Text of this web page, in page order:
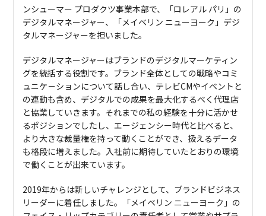
ンシューマー プロダクツ事業本部で、「ロレアル パリ」の
デジタルマネージャー、「メイベリン ニューヨーク」デジ
タルマネージャーを担いました。
デジタルマネージャーはブランドのデジタルマーケティン
グを統括する役割です。ブランド全体としての戦略やコミ
ュニケ－ションについて話し合い、テレビCMやイベントと
の連動も含め、デジタルでの成果を最大化するべく代理店
と協業していきます。それまでの私の経験を十分に活かせ
るポジションでしたし、エージェンシー時代と比べると、
より大きな裁量権を持って動くことができ、扱えるデータ
も格段に増えました。入社前に期待していたとおりの環境
で働くことが出来ています。
2019年からは新しいチャレンジとして、ブランドビジネス
リーダーに着任しました。「メイベリン ニューヨーク」の